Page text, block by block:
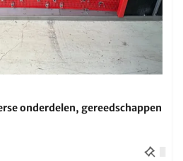
onderdelen, gereedschappen